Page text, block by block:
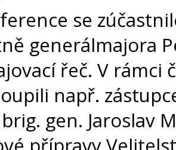
se
generálmajora
řeč. V rámci
např.
gen. Jaroslav